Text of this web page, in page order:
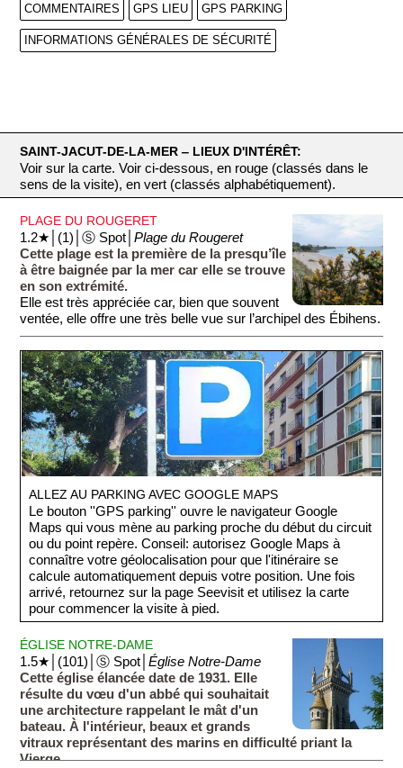
COMMENTAIRES GPS LIEU GPS PARKING
INFORMATIONS GÉNÉRALES DE SÉCURITÉ
SAINT-JACUT-DE-LA-MER ‒ LIEUX D'INTÉRÊT:
Voir sur la carte. Voir ci-dessous, en rouge (classés dans le
sens de la visite), en vert (classés alphabétiquement).
PLAGE DU ROUGERET
1.2★│(1)│Ⓢ Spot│Plage du Rougeret
Cette plage est la première de la presqu’île
à être baignée par la mer car elle se trouve
en son extrémité.
Elle est très appréciée car, bien que souvent
ventée, elle offre une très belle vue sur l’archipel des Ébihens.
ALLEZ AU PARKING AVEC GOOGLE MAPS
Le bouton ''GPS parking'' ouvre le navigateur Google
Maps qui vous mène au parking proche du début du circuit
ou du point repère. Conseil: autorisez Google Maps à
connaître votre géolocalisation pour que l'itinéraire se
calcule automatiquement depuis votre position. Une fois
arrivé, retournez sur la page Seevisit et utilisez la carte
pour commencer la visite à pied.
ÉGLISE NOTRE-DAME
1.5★│(101)│Ⓢ Spot│Église Notre-Dame
Cette église élancée date de 1931. Elle
résulte du vœu d'un abbé qui souhaitait
une architecture rappelant le mât d'un
bateau. À l'intérieur, beaux et grands
vitraux représentant des marins en difficulté priant la
Vierge.